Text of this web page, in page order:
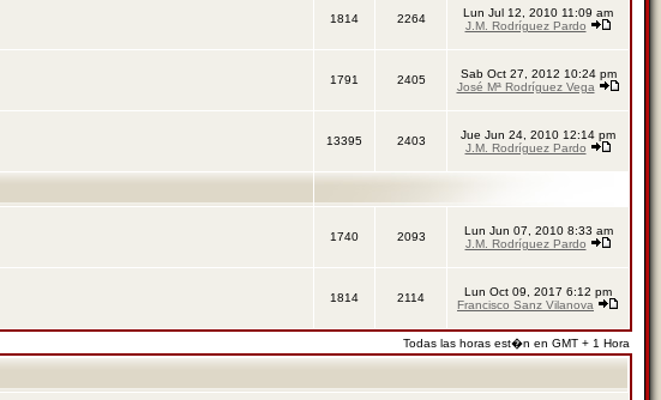
1814 2264
Lun Jul 12, 2010 11:09 am
J.M. Rodríguez Pardo
1791 2405
Sab Oct 27, 2012 10:24 pm
José Mª Rodríguez Vega
13395 2403
Jue Jun 24, 2010 12:14 pm
J.M. Rodríguez Pardo
1740 2093
Lun Jun 07, 2010 8:33 am
J.M. Rodríguez Pardo
1814 2114
Lun Oct 09, 2017 6:12 pm
Francisco Sanz Vilanova
Todas las horas est�n en GMT + 1 Hora